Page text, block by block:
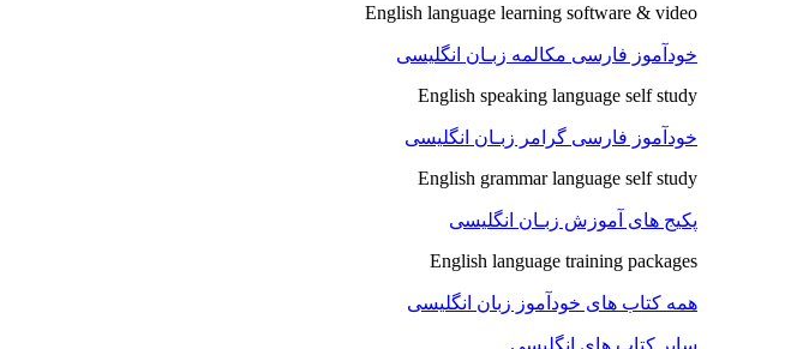
English language learning software & video
خودآموز فارسی مکالمه زبـان انگلیسی
English speaking language self study
خودآموز فارسی گرامر زبـان انگلیسی
English grammar language self study
پکیج های آموزش زبـان انگلیسی
English language training packages
همه کتاب های خودآموز زبان انگلیسی
سایر کتاب های انگلیسی